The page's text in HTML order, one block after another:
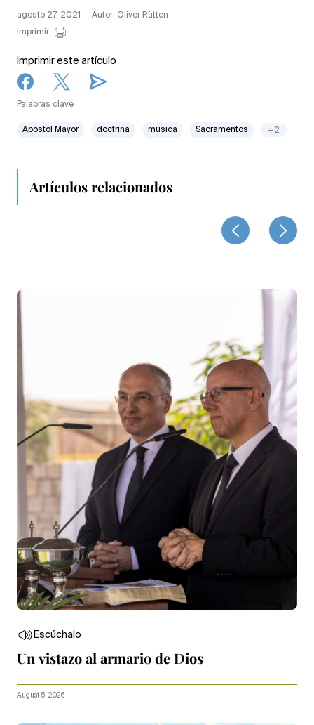
agosto 27, 2021
Autor: Oliver Rütten
Imprimir
Imprimir este artículo
Palabras clave
Apóstol Mayor doctrina música Sacramentos +2
Artículos relacionados
Escúchalo
Un vistazo al armario de Dios
August 5, 2026